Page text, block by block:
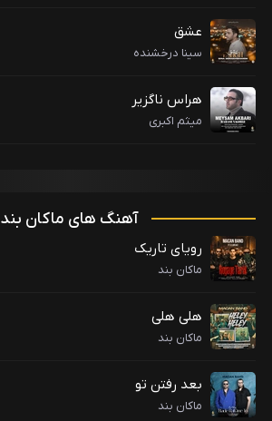
عشق
سینا درخشنده
هراس ناگزیر
میثم اکبری
آهنگ های ماکان بند
رویای تاریک
ماکان بند
هلی هلی
ماکان بند
بعد رفتن تو
ماکان بند